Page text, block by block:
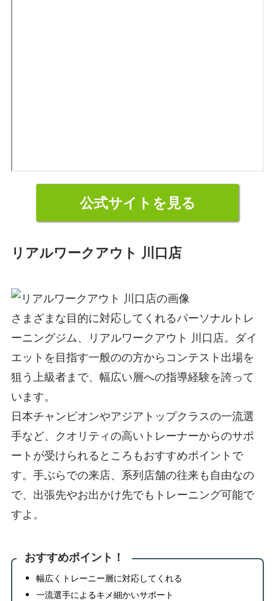
公式サイトを見る
リアルワークアウト 川口店
さまざまな目的に対応してくれるパーソナルトレ
ーニングジム、リアルワークアウト 川口店。ダイ
エットを目指す一般のの方からコンテスト出場を
狙う上級者まで、幅広い層への指導経験を誇って
います。
日本チャンピオンやアジアトップクラスの一流選
手など、クオリティの高いトレーナーからのサポ
ートが受けられるところもおすすめポイントで
す。手ぶらでの来店、系列店舗の往来も自由なの
で、出張先やお出かけ先でもトレーニング可能で
すよ。
おすすめポイント！
幅広くトレーニー層に対応してくれる
一流選手によるキメ細かいサポート